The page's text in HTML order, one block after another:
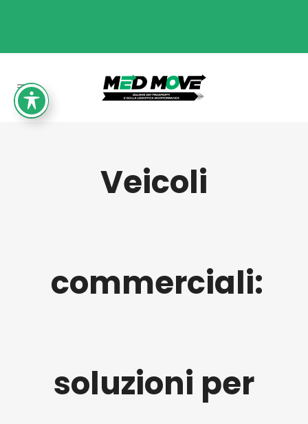
Veicoli
commerciali:
soluzioni per